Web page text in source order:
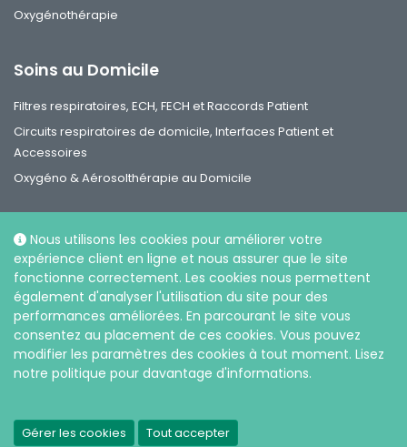
Nous utilisons les cookies pour améliorer votre
expérience client en ligne et nous assurer que le site
fonctionne correctement. Les cookies nous permettent
également d'analyser l'utilisation du site pour des
performances améliorées. En parcourant le site vous
consentez au placement de ces cookies. Vous pouvez
modifier les paramètres des cookies à tout moment. Lisez
notre politique pour davantage d'informations.
Gérer les cookies Tout accepter
Oxygénothérapie
Soins au Domicile
Filtres respiratoires, ECH, FECH et Raccords Patient
Circuits respiratoires de domicile, Interfaces Patient et
Accessoires
Oxygéno & Aérosolthérapie au Domicile
Réseaux sociaux
|Politique de confidentialité et sur l’utilisation des cookies